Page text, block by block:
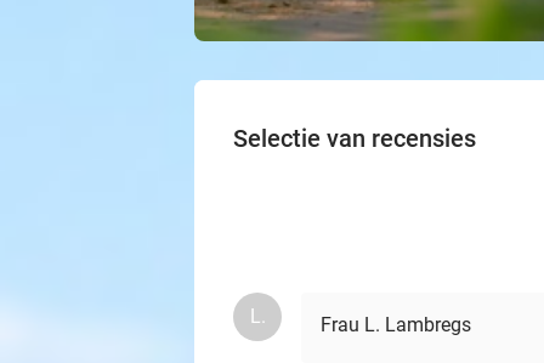
Selectie van recensies
L. Frau L. Lambregs